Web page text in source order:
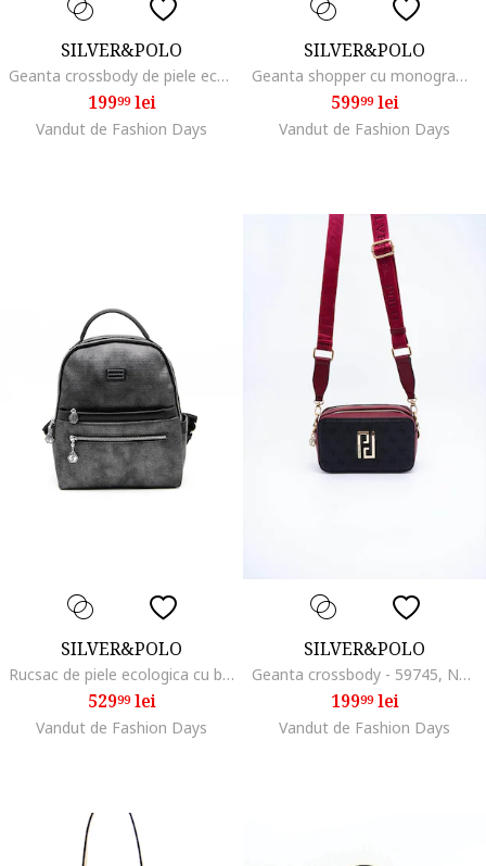
SILVER&POLO
Geanta crossbody de piele ecologica cu etui detasabil, Verde sparanghel
19999lei
Vandut de Fashion Days
SILVER&POLO
Geanta shopper cu monograma, Maro scortisoara
59999lei
Vandut de Fashion Days
SILVER&POLO
Rucsac de piele ecologica cu buzunare multiple, Negru
52999lei
Vandut de Fashion Days
SILVER&POLO
Geanta crossbody - 59745, Negru/Rosu inchis, 13 x 20 x 8 cm
19999lei
Vandut de Fashion Days